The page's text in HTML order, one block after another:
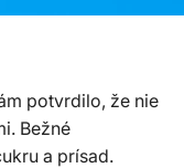
potvrdilo, že nie
Bežné
a prísad.